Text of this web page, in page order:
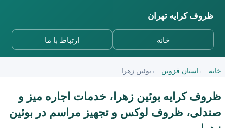
ظروف کرایه تهران
خانه ارتباط با ما
خانه استان قزوین بوئین زهرا
ظروف کرایه بوئین زهرا، خدمات اجاره میز و
صندلی، ظروف لوکس و تجهیز مراسم در بوئین